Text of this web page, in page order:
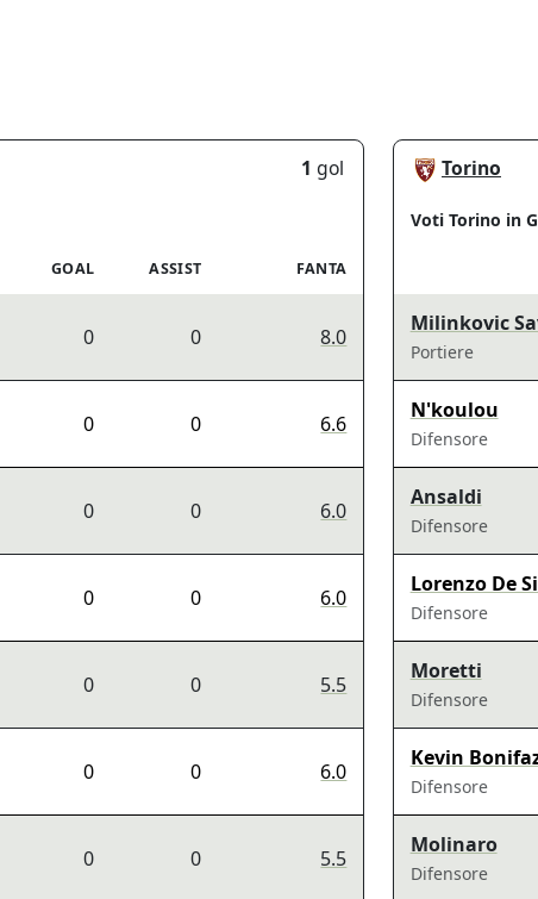
1 gol
GOAL ASSIST FANTA
0 0 8.0
0 0 6.6
0 0 6.0
0 0 6.0
0 0 5.5
0 0 6.0
0 0 5.5
Torino
Voti Torino in
Milinkovic
Portiere
N'koulou
Difensore
Ansaldi
Difensore
Lorenzo De
Difensore
Moretti
Difensore
Kevin
Difensore
Molinaro
Difensore